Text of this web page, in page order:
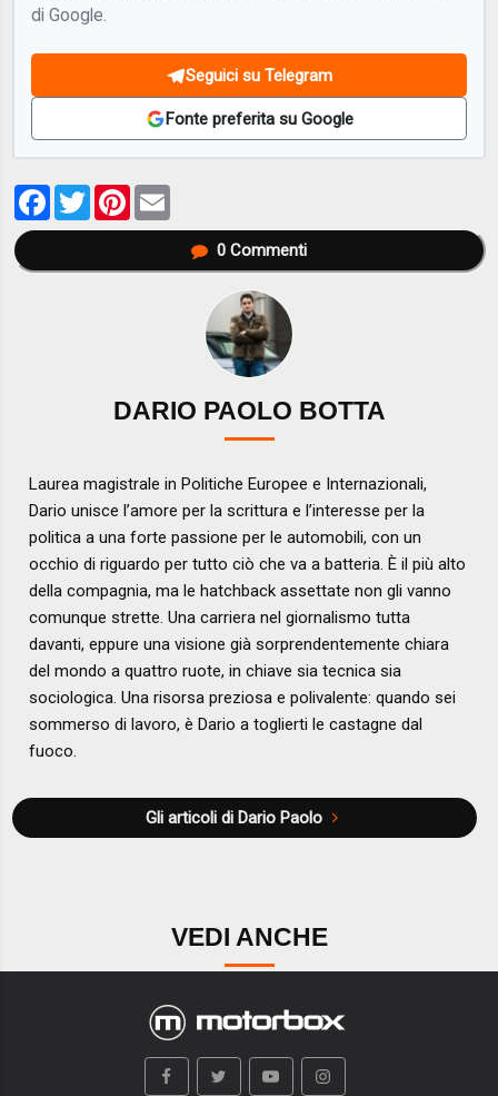
di Google.
Seguici su Telegram
Fonte preferita su Google
Facebook
TwitterPinterest
0Commenti
DARIO PAOLO BOTTA
Laurea magistrale in Politiche Europee e Internazionali,
Dario unisce l’amore per la scrittura e l’interesse per la
politica a una forte passione per le automobili, con un
occhio di riguardo per tutto ciò che va a batteria. È il più alto
della compagnia, ma le hatchback assettate non gli vanno
comunque strette. Una carriera nel giornalismo tutta
davanti, eppure una visione già sorprendentemente chiara
del mondo a quattro ruote, in chiave sia tecnica sia
sociologica. Una risorsa preziosa e polivalente: quando sei
sommerso di lavoro, è Dario a toglierti le castagne dal
fuoco.
Gli articoli di Dario Paolo
VEDI ANCHE